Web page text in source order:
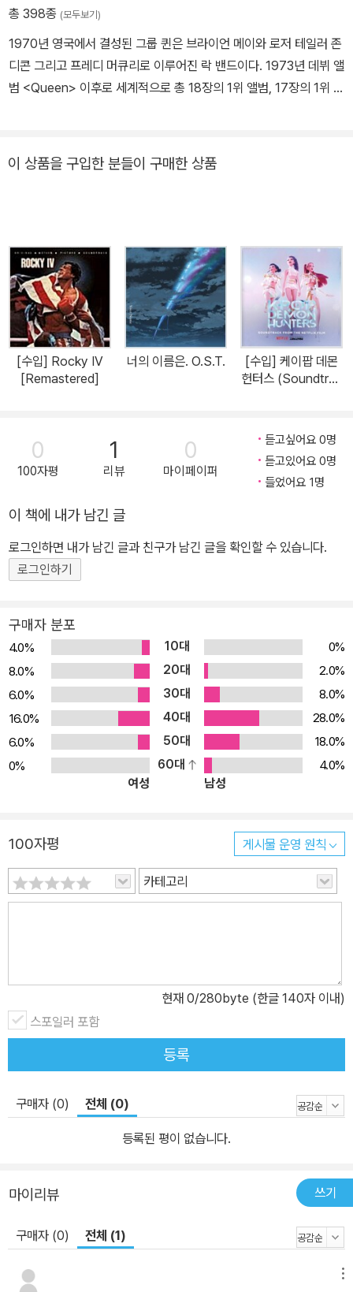
총 398종 (모두보기)
1970년 영국에서 결성된 그룹 퀸은 브라이언 메이와 로저 테일러 존
디콘 그리고 프레디 머큐리로 이루어진 락 밴드이다. 1973년 데뷔 앨
범 <Queen> 이후로 세계적으로 총 18장의 1위 앨범, 17장의 1위 싱
하였지만 그 이후에도 꾸준한 추모공연과 베스트 앨범 등의 발매와
이 상품을 구입한 분들이 구매한 상품
[수입] Rocky IV
[Remastered]
너의 이름은. O.S.T.
[수입] 케이팝 데몬
헌터스 (Soundtrac
0
100자평
1
리뷰
0
마이페이퍼
듣고싶어요 0명
듣고있어요 0명
들었어요 1명
이 책에 내가 남긴 글
로그인하면 내가 남긴 글과 친구가 남긴 글을 확인할 수 있습니다.
로그인하기
구매자 분포
4.0% 10대
0%
8.0%
20대
2.0%
6.0%
30대
8.0%
16.0%
40대
28.0%
6.0%
50대
18.0%
0%
60대
4.0%
여성
남성
100자평 게시물 운영 원칙
카테고리
현재 0/280byte (한글 140자 이내)
스포일러 포함
등록
구매자 (0) 전체 (0)
등록된 평이 없습니다.
마이리뷰 쓰기
구매자 (0) 전체 (1)